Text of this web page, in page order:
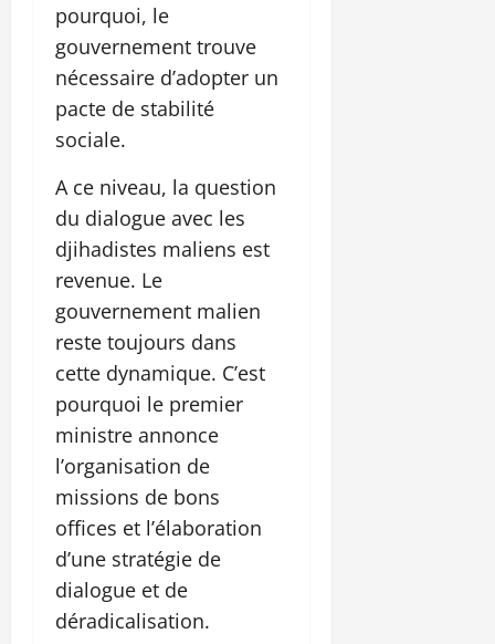
pourquoi, le
gouvernement trouve
nécessaire d’adopter un
pacte de stabilité
sociale.
A ce niveau, la question
du dialogue avec les
djihadistes maliens est
revenue. Le
gouvernement malien
reste toujours dans
cette dynamique. C’est
pourquoi le premier
ministre annonce
l’organisation de
missions de bons
offices et l’élaboration
d’une stratégie de
dialogue et de
déradicalisation.